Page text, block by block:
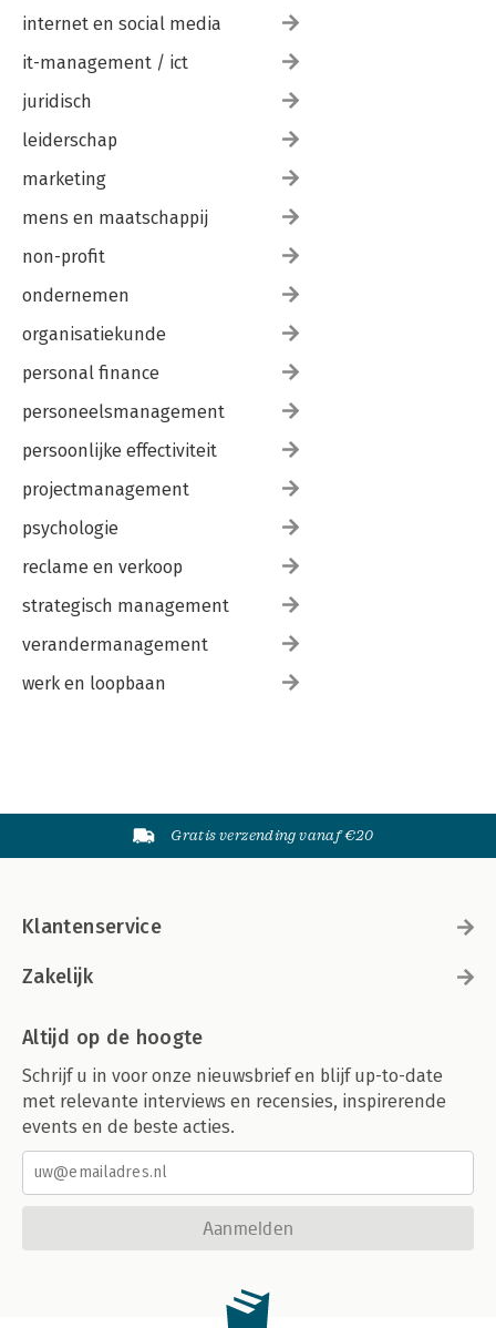
internet en social media
it-management / ict
juridisch
leiderschap
marketing
mens en maatschappij
non-profit
ondernemen
organisatiekunde
personal finance
personeelsmanagement
persoonlijke effectiviteit
projectmanagement
psychologie
reclame en verkoop
strategisch management
verandermanagement
werk en loopbaan
Gratis verzending vanaf €20
Klantenservice
Zakelijk
Altijd op de hoogte
Schrijf u in voor onze nieuwsbrief en blijf up-to-date
met relevante interviews en recensies, inspirerende
events en de beste acties.
Aanmelden